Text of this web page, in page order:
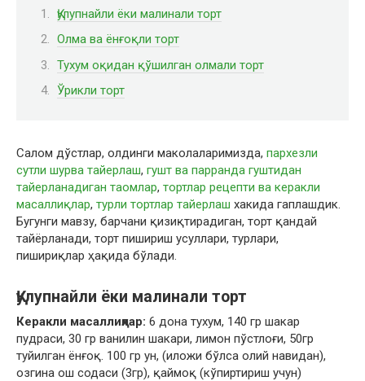
Қулупнайли ёки малинали торт
Олма ва ёнғоқли торт
Тухум оқидан қўшилган олмали торт
Ўрикли торт
Салом дўстлар, олдинги маколаларимизда, пархезли
сутли шурва тайерлаш, гушт ва парранда гуштидан
тайерланадиган таомлар, тортлар рецепти ва керакли
масаллиқлар, турли тортлар тайерлаш хакида гаплашдик.
Бугунги мавзу, барчани қизиқтирадиган, торт қандай
тайёрланади, торт пишириш усуллари, турлари,
пишириқлар ҳақида бўлади.
Қулупнайли ёки малинали торт
Керакли масаллиқлар: 6 дона тухум, 140 гр шакар
пудраси, 30 гр ванилин шакари, лимон пўстлоғи, 50гр
туйилган ёнғоқ. 100 гр ун, (иложи бўлса олий навидан),
озгина ош содаси (3гр), қаймоқ (кўпиртириш учун)